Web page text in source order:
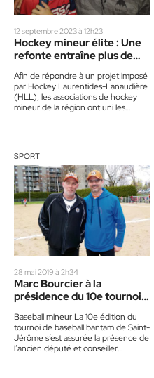
12 septembre 2023 à 12h23
Hockey mineur élite : Une
refonte entraîne plus de
Afin de répondre à un projet imposé
par Hockey Laurentides-Lanaudière
(HLL), les associations de hockey
mineur de la région ont uni les
SPORT
28 mai 2019 à 2h34
Marc Bourcier à la
présidence du 10e tournoi
Baseball mineur La 10e édition du
tournoi de baseball bantam de Saint-
Jérôme s’est assurée la présence de
l’ancien député et conseiller